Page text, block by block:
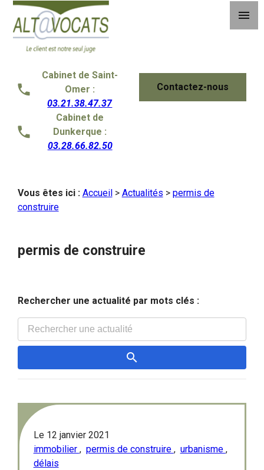
menu
Cabinet de Saint-
Omer :
03.21.38.47.37
Cabinet de
Dunkerque :
03.28.66.82.50
Contactez-nous
Vous êtes ici : Accueil> Actualités > permis de
construire
permis de construire
Rechercher une actualité par mots clés :
Le 12 janvier 2021
immobilier , permis de construire , urbanisme ,
délais
Panneau de gestion des cookies